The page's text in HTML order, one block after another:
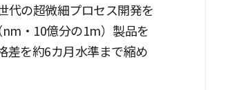
代の超微細プロセス開発を
・10億分の1m）製品を
差を約6カ月水準まで縮め